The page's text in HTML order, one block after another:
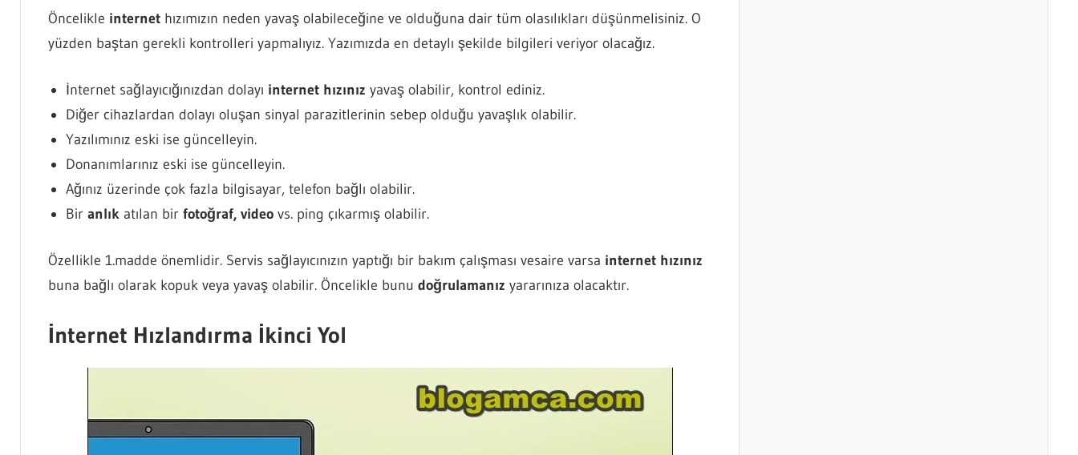
Öncelikle internethızımızın neden yavaş olabileceğine ve olduğuna dair tüm olasılıkları düşünmelisiniz. O
yüzden baştan gerekli kontrolleri yapmalıyız. Yazımızda en detaylı şekilde bilgileri veriyor olacağız.
İnternet sağlayıcığınızdan dolayı internet hızınız yavaş olabilir, kontrol ediniz.
Diğer cihazlardan dolayı oluşan sinyal parazitlerinin sebep olduğu yavaşlık olabilir.
Yazılımınız eski ise güncelleyin.
Donanımlarınız eski ise güncelleyin.
Ağınız üzerinde çok fazla bilgisayar, telefon bağlı olabilir.
Bir anlık atılan bir fotoğraf, video vs. ping çıkarmış olabilir.
Özellikle 1.madde önemlidir. Servis sağlayıcınızın yaptığı bir bakım çalışması vesaire varsa internet hızınız
buna bağlı olarak kopuk veya yavaş olabilir. Öncelikle bunu doğrulamanız yararınıza olacaktır.
İnternet Hızlandırma İkinci Yol